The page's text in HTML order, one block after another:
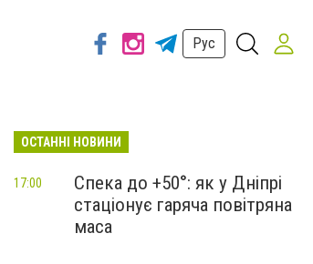
Рус
ОСТАННІ НОВИНИ
Спека до +50°: як у Дніпрі
стаціонує гаряча повітряна
маса
17:00